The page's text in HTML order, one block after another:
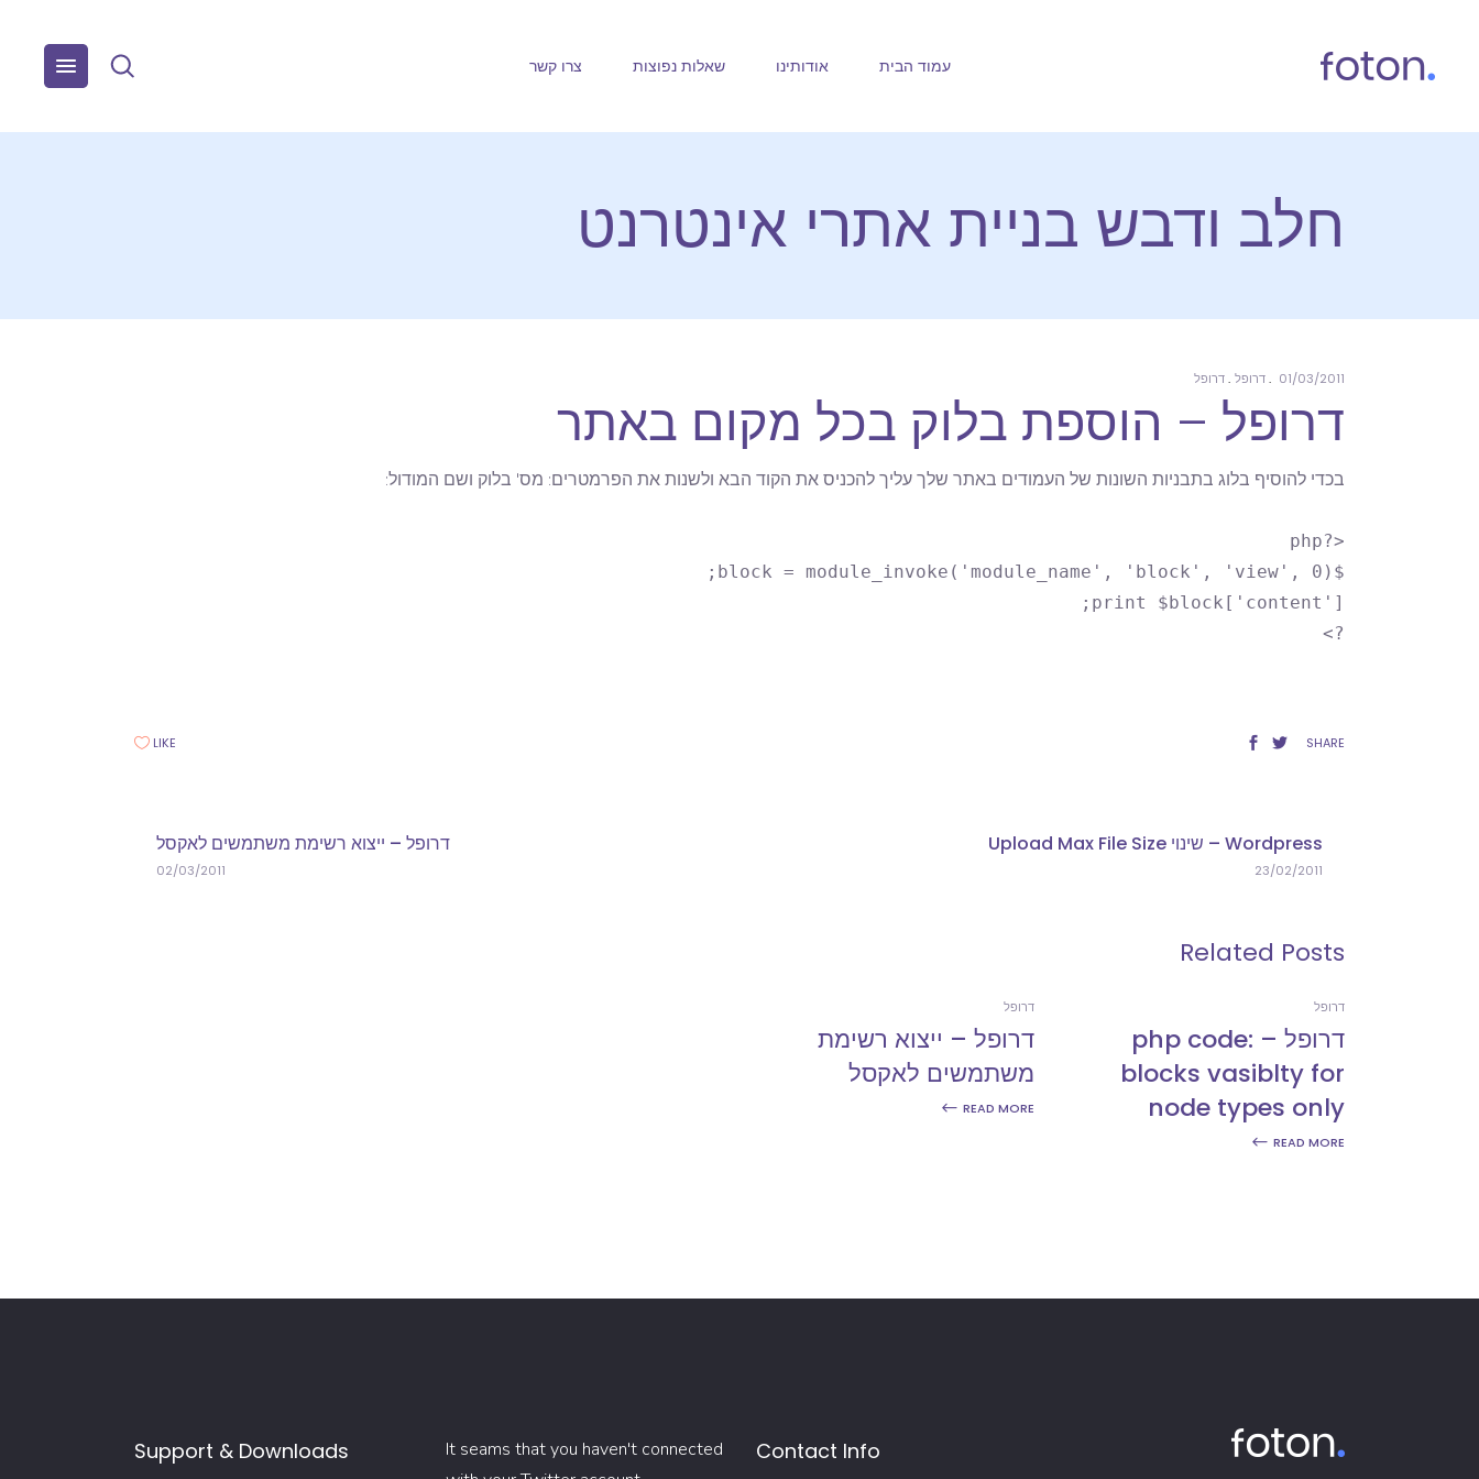
עמוד הבית אודותינו שאלות נפוצות צרו קשר
חלב ודבש בניית אתרי אינטרנט
01/03/2011 דרופל דרופל
דרופל – הוספת בלוק בכל מקום באתר
בכדי להוסיף בלוג בתבניות השונות של העמודים באתר שלך עליך להכניס את הקוד הבא ולשנות את הפרמטרים: מס' בלוק ושם המודול:
<?php
$block = module_invoke('module_name', 'block', 'view', 0);
print $block['content'];
?>
LIKE SHARE
Wordpress – שינוי Upload Max File Size
23/02/2011
דרופל – ייצוא רשימת משתמשים לאקסל
02/03/2011
Related Posts
דרופל
דרופל – php code:
blocks vasiblty for
node types only
READ MORE
דרופל
דרופל – ייצוא רשימת
משתמשים לאקסל
READ MORE
Contact Info
It seams that you haven't connected
Support & Downloads